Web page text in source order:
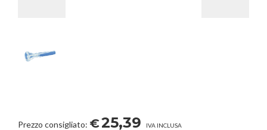
Prezzo consigliato: €25,39 IVA INCLUSA